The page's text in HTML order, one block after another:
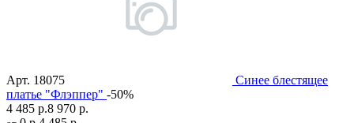
Арт. 18075
Синее блестящее
платье "Флэппер" -50%
4 485 р.8 970 р.